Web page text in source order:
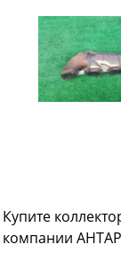
Купите
компании